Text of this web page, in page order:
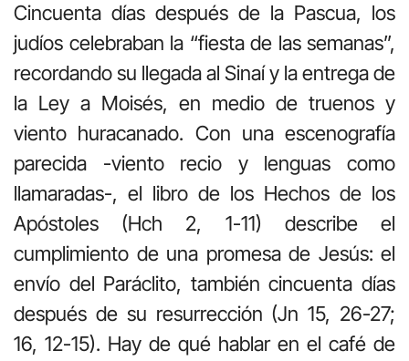
Cincuenta días después de la Pascua, los
judíos celebraban la “fiesta de las semanas”,
recordando su llegada al Sinaí y la entrega de
la Ley a Moisés, en medio de truenos y
viento huracanado. Con una escenografía
parecida -viento recio y lenguas como
llamaradas-, el libro de los Hechos de los
Apóstoles (Hch 2, 1-11) describe el
cumplimiento de una promesa de Jesús: el
envío del Paráclito, también cincuenta días
después de su resurrección (Jn 15, 26-27;
16, 12-15). Hay de qué hablar en el café de